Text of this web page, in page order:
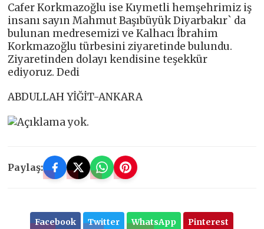
Cafer Korkmazoğlu ise Kıymetli hemşehrimiz iş
insanı sayın Mahmut Başıbüyük Diyarbakır` da
bulunan medresemizi ve Kalhacı İbrahim
Korkmazoğlu türbesini ziyaretinde bulundu.
Ziyaretinden dolayı kendisine teşekkür
ediyoruz. Dedi
ABDULLAH YİĞİT-ANKARA
Paylaş:
Facebook Twitter WhatsApp Pinterest